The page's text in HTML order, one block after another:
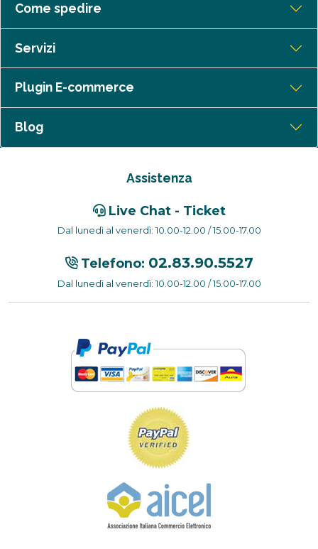
Come spedire
Servizi
Plugin E-commerce
Blog
Assistenza
Live Chat - Ticket
Dal lunedì al venerdì: 10.00-12.00 / 15.00-17.00
Telefono: 02.83.90.5527
Dal lunedì al venerdì: 10.00-12.00 / 15.00-17.00